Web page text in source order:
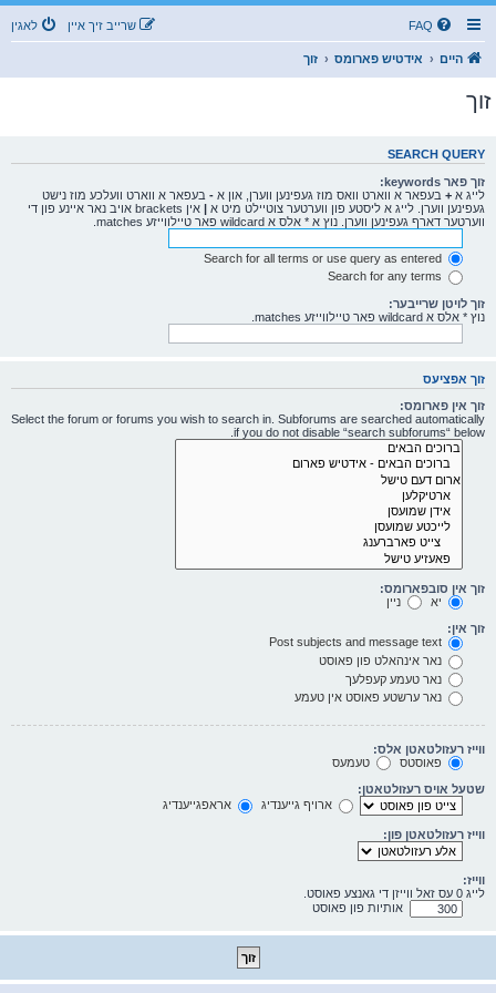
FAQ לאגין שרייב זיך איין
היים אידטיש פארומס זוך
זוך
SEARCH QUERY
זוך פאר keywords:
לייג א + בעפאר א ווארט וואס מוז געפינען ווערן, און א - בעפאר א ווארט וועלכע מוז נישט
געפינען ווערן. לייג א ליסטע פון ווערטער צוטיילט מיט א |
אין brackets אויב נאר איינע פון די
ווערטער דארף געפינען ווערן. נוץ א * אלס א wildcard פאר טיילווייזע matches.
זוך לויטן שרייבער:
נוץ * אלס א wildcard פאר טיילווייזע matches.
זוך אפציעס
זוך אין פארומס:
Select the forum or forums you wish to search in. Subforums are searched automatically
if you do not disable “search subforums“ below.
זוך אין סובפארומס:
יא
ניין
זוך אין:
נאר אינהאלט פון פאוסט
נאר טעמע קעפלעך
נאר ערשטע פאוסט אין טעמע
ווייז רעזולטאטן אלס:
פאוסטס
טעמעס
שטעל אויס רעזולטאטן:
ארויף גייענדיג
אראפגייענדיג
ווייז רעזולטאטן פון:
ווייז:
לייג 0 עס זאל ווייזן די גאנצע פאוסט.
אותיות פון פאוסט